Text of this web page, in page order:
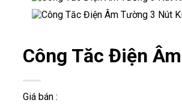
Công Tăc Điện
Giá bán :